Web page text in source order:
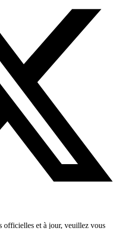
officielles et à jour, veuillez vous